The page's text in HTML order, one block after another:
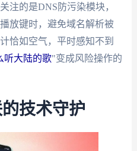
注的是DNS防污染模块，
放键时，避免域名解析被
恰如空气，平时感知不到
听大陆的歌"变成风险操作的
技术守护